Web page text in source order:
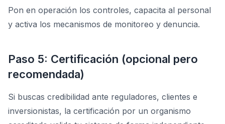
Pon en operación los controles, capacita al personal
y activa los mecanismos de monitoreo y denuncia.
Paso 5: Certificación (opcional pero
recomendada)
Si buscas credibilidad ante reguladores, clientes e
inversionistas, la certificación por un organismo